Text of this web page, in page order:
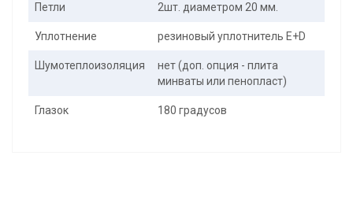
Петли 2шт. диаметром 20 мм.
Уплотнение резиновый уплотнитель E+D
Шумотеплоизоляция
нет (доп. опция - плита
минваты или пенопласт)
Глазок 180 градусов